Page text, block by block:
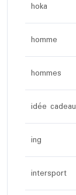
hoka
homme
hommes
idée cadeau
ing
intersport